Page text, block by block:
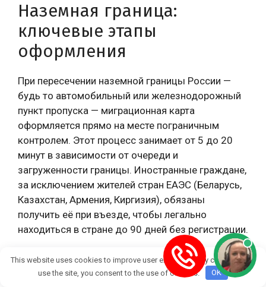
Наземная граница:
ключевые этапы
оформления
При пересечении наземной границы России —
будь то автомобильный или железнодорожный
пункт пропуска — миграционная карта
оформляется прямо на месте пограничным
контролем. Этот процесс занимает от 5 до 20
минут в зависимости от очереди и
загруженности границы. Иностранные граждане,
за исключением жителей стран ЕАЭС (Беларусь,
Казахстан, Армения, Киргизия), обязаны
получить её при въезде, чтобы легально
находиться в стране до 90 дней без регистрации.
Процедура начинается сразу после
предъявления загранпаспорта и визы (если
This website uses cookies to improve user experience. By continuing to
use the site, you consent to the use of cookies.
OK